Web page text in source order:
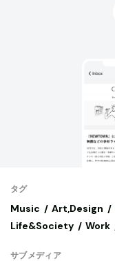
タグ
Music Art,Design
Life&Society
Work
サブメディア